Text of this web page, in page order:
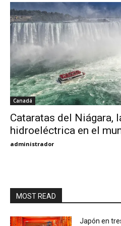
My
Canadá
Cataratas del Niágara,
hidroeléctrica en el
administrador
MOST READ
Japón en